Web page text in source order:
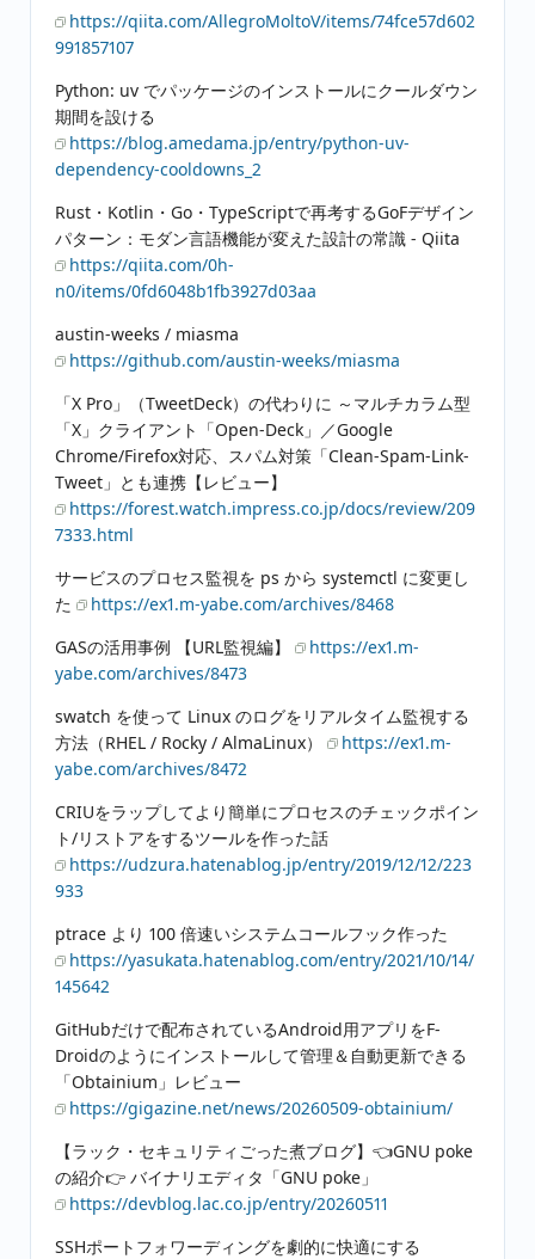
https://qiita.com/AllegroMoltoV/items/74fce57d602
991857107
Python: uv でパッケージのインストールにクールダウン
期間を設ける
https://blog.amedama.jp/entry/python-uv-
dependency-cooldowns_2
Rust・Kotlin・Go・TypeScriptで再考するGoFデザイン
パターン：モダン言語機能が変えた設計の常識 - Qiita
https://qiita.com/0h-
n0/items/0fd6048b1fb3927d03aa
austin-weeks / miasma
https://github.com/austin-weeks/miasma
「X Pro」（TweetDeck）の代わりに ～マルチカラム型
「X」クライアント「Open-Deck」／Google
Chrome/Firefox対応、スパム対策「Clean-Spam-Link-
Tweet」とも連携【レビュー】
https://forest.watch.impress.co.jp/docs/review/209
7333.html
サービスのプロセス監視を ps から systemctl に変更し
た
https://ex1.m-yabe.com/archives/8468
GASの活用事例 【URL監視編】
https://ex1.m-
yabe.com/archives/8473
swatch を使って Linux のログをリアルタイム監視する
方法（RHEL / Rocky / AlmaLinux）
https://ex1.m-
yabe.com/archives/8472
CRIUをラップしてより簡単にプロセスのチェックポイン
ト/リストアをするツールを作った話
https://udzura.hatenablog.jp/entry/2019/12/12/223
933
ptrace より 100 倍速いシステムコールフック作った
https://yasukata.hatenablog.com/entry/2021/10/14/
145642
GitHubだけで配布されているAndroid用アプリをF-
Droidのようにインストールして管理＆自動更新できる
「Obtainium」レビュー
https://gigazine.net/news/20260509-obtainium/
【ラック・セキュリティごった煮ブログ】👈GNU poke
の紹介👉 バイナリエディタ「GNU poke」
https://devblog.lac.co.jp/entry/20260511
SSHポートフォワーディングを劇的に快適にする